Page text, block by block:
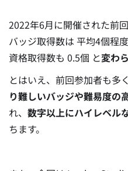
2022年6月に開催された前
バッジ取得数は 平均4個程
資格取得数も 0.5個 と変わ
とはいえ、前回参加者も多
り難しいバッジや難易度の
れ、 数字以上にハイレベル
ちます。